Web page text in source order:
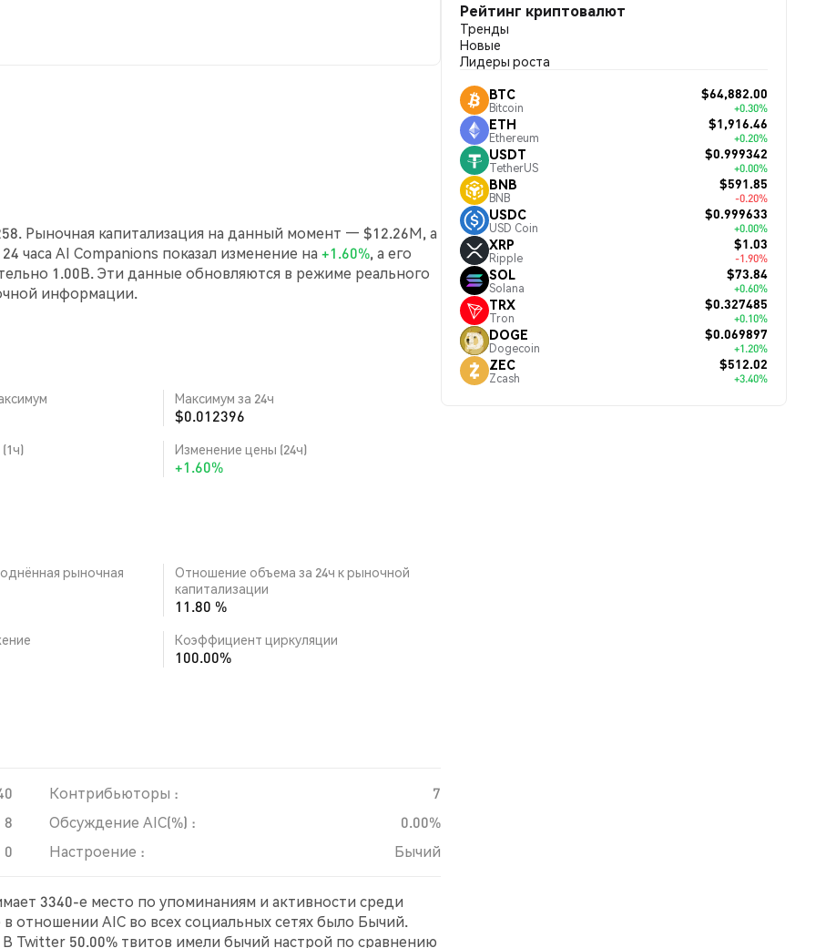
Рыночная капитализация на данный момент — $12.26M, а
часа AI Companions показал изменение на +1.60%, а его
1.00B. Эти данные обновляются в режиме реального
информации.
Максимум за 24ч
$0.012396
Изменение цены (24ч)
+1.60%
рыночная
Отношение объема за 24ч к рыночной
капитализации
11.80 %
Коэффициент циркуляции
100.00%
Контрибьюторы :
7
8 Обсуждение AIC(%) :
0.00%
0 Настроение : Бычий
3340-е место по упоминаниям и активности среди
отношении AIC во всех социальных сетях было Бычий.
Twitter 50.00% твитов имели бычий настрой по сравнению
Рейтинг криптовалют
Тренды
Новые
Лидеры роста
BTC
Bitcoin
$64,882.00
+0.30%
ETH
Ethereum
$1,916.46
+0.20%
USDT
TetherUS
$0.999342
+0.00%
BNB
BNB
$591.85
-0.20%
USDC
USD Coin
$0.999633
+0.00%
XRP
Ripple
$1.03
-1.90%
SOL
Solana
$73.84
+0.60%
TRX
Tron
$0.327485
+0.10%
DOGE
Dogecoin
$0.069897
+1.20%
ZEC
Zcash
$512.02
+3.40%